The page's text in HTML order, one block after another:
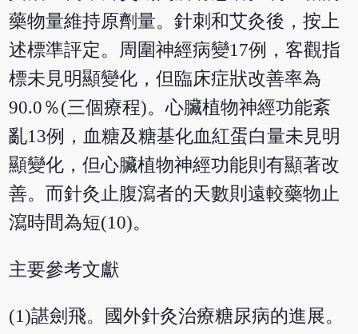
藥物量維持原劑量。針刺和艾灸後，按上
述標準評定。周圍神經病變17例，客觀指
標未見明顯變化，但臨床症狀改善率為
90.0％(三個療程)。心臟植物神經功能紊
亂13例，血糖及糖基化血紅蛋白量未見明
顯變化，但心臟植物神經功能則有顯著改
善。而針灸止腹瀉者的天數則遠較藥物止
瀉時間為短(10)。
主要參考文獻
(1)諶劍飛。國外針灸治療糖尿病的進展。